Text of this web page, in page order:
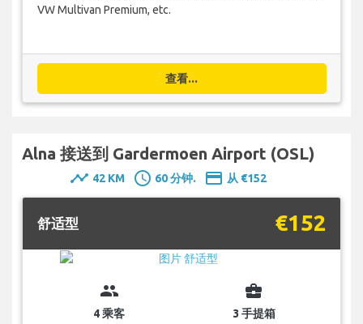
VW Multivan Premium, etc.
查看...
Alna 接送到 Gardermoen Airport (OSL)
timeline 42 KM schedule 60 分钟. payment 从 €152
舒适型 €152
group
4 乘客
business_center
3 手提箱